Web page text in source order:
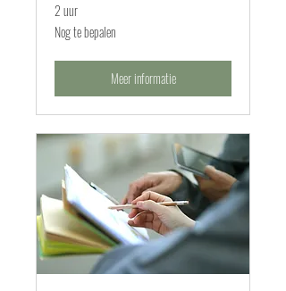
2 uur
Nog
te
Nog te bepalen
Meer informatie